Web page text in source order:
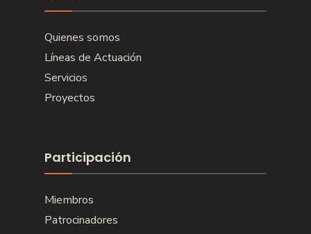
Quienes somos
Líneas de Actuación
Servicios
Proyectos
Participación
Miembros
Patrocinadores